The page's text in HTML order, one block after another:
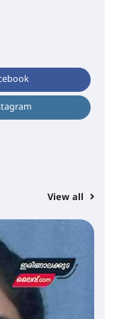
View all
ദി വോയിസ്
ആഗസ്റ്റ് 7
ചെയ്യുന്നു